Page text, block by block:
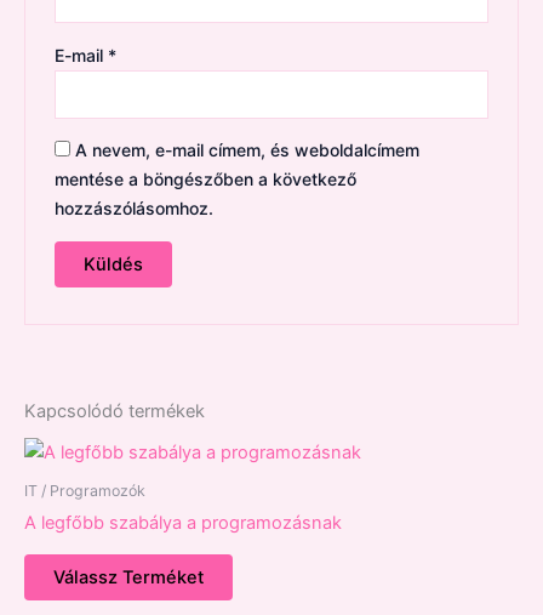
E-mail *
A nevem, e-mail címem, és weboldalcímem
mentése a böngészőben a következő
hozzászólásomhoz.
Kapcsolódó termékek
IT / Programozók
A legfőbb szabálya a programozásnak
Válassz Terméket